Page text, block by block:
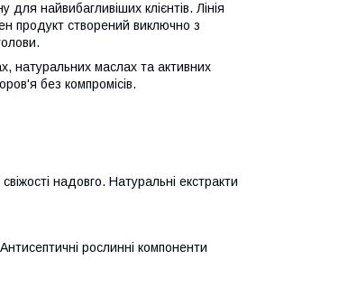
найвибагливіших клієнтів. Лінія
продукт створений виключно з
натуральних маслах та активних
без компромісів.
надовго. Натуральні екстракти
рослинні компоненти